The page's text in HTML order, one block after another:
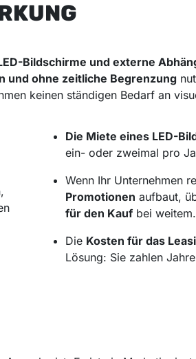
Bildschirme und externe
und ohne zeitliche Begrenzung
keinen ständigen Bedarf an
Die Miete eines LED-
ein- oder zweimal pro
Wenn Ihr Unternehmen
Promotionen aufbaut,
für den Kauf bei weitem.
Die Kosten für das
Lösung: Sie zahlen